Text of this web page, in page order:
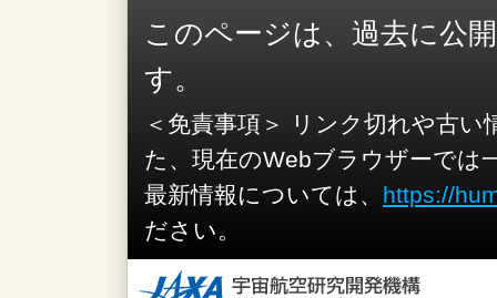
このページは、過去に公
す。
＜免責事項＞ リンク切れや古
た、現在のWebブラウザーでは
最新情報については、 https://
ださい。